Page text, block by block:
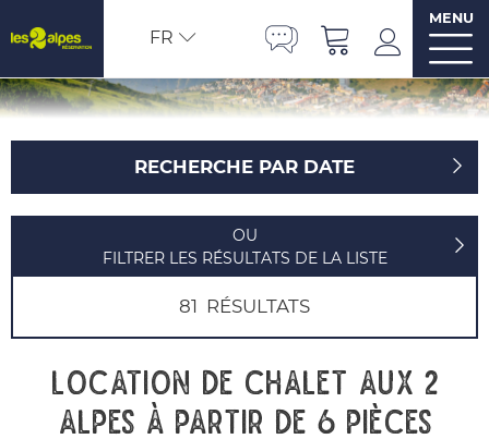
FR
MENU
RECHERCHE PAR DATE
OU
FILTRER LES RÉSULTATS DE LA LISTE
81 RÉSULTATS
Location de chalet aux 2
Alpes à partir de 6 pièces